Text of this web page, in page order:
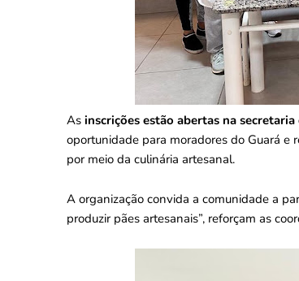
As inscrições estão abertas na
oportunidade para moradores do Guará e
por meio da culinária artesanal.
A organização convida a comunidade a
produzir pães artesanais”, reforçam as